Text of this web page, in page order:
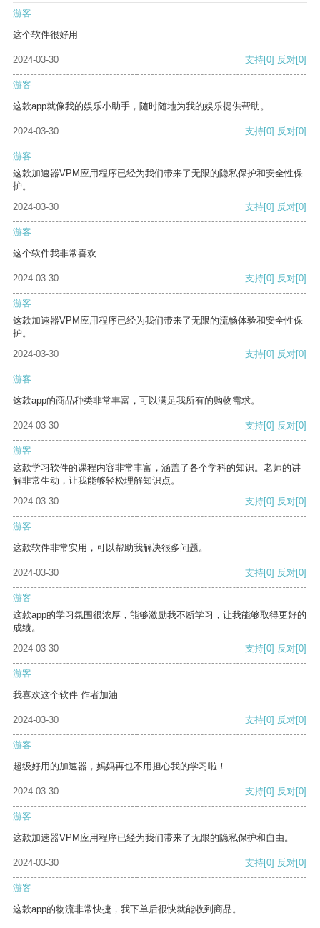
游客
这个软件很好用
2024-03-30 支持[0] 反对[0]
游客
这款app就像我的娱乐小助手，随时随地为我的娱乐提供帮助。
2024-03-30 支持[0] 反对[0]
游客
这款加速器VPM应用程序已经为我们带来了无限的隐私保护和安全性保
护。
2024-03-30
支持[0] 反对[0]
游客
这个软件我非常喜欢
2024-03-30 支持[0] 反对[0]
游客
这款加速器VPM应用程序已经为我们带来了无限的流畅体验和安全性保
护。
2024-03-30
支持[0] 反对[0]
游客
这款app的商品种类非常丰富，可以满足我所有的购物需求。
2024-03-30 支持[0] 反对[0]
游客
这款学习软件的课程内容非常丰富，涵盖了各个学科的知识。老师的讲
解非常生动，让我能够轻松理解知识点。
2024-03-30
支持[0] 反对[0]
游客
这款软件非常实用，可以帮助我解决很多问题。
2024-03-30 支持[0] 反对[0]
游客
这款app的学习氛围很浓厚，能够激励我不断学习，让我能够取得更好的
成绩。
2024-03-30
支持[0] 反对[0]
游客
我喜欢这个软件 作者加油
2024-03-30 支持[0] 反对[0]
游客
超级好用的加速器，妈妈再也不用担心我的学习啦！
2024-03-30 支持[0] 反对[0]
游客
这款加速器VPM应用程序已经为我们带来了无限的隐私保护和自由。
2024-03-30 支持[0] 反对[0]
游客
这款app的物流非常快捷，我下单后很快就能收到商品。